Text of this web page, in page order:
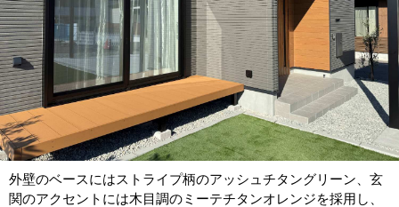
外壁のベースにはストライプ柄のアッシュチタングリーン、玄
関のアクセントには木目調のミーテチタンオレンジを採用し、